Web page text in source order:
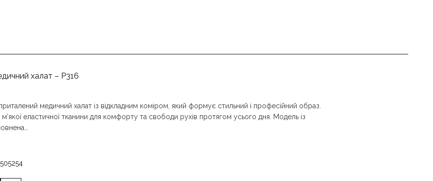
халат – P316
медичний халат із відкладним коміром, який формує стильний і професійний образ.
еластичної тканини для комфорту та свободи рухів протягом усього дня. Модель із
505254